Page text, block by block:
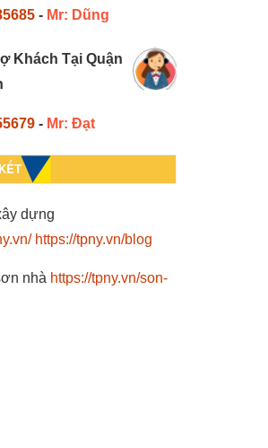
- Mr: Dũng
Khách Tại Quận
- Mr: Đạt
dựng
https://tpny.vn/blog
nhà https://tpny.vn/son-